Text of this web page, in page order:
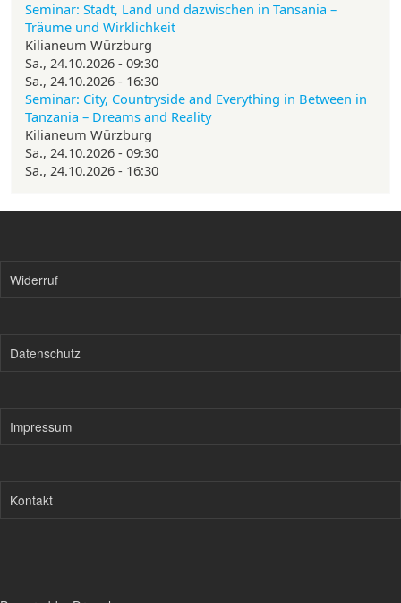
Seminar: Stadt, Land und dazwischen in Tansania –
Träume und Wirklichkeit
Kilianeum Würzburg
Sa., 24.10.2026 - 09:30
Sa., 24.10.2026 - 16:30
Seminar: City, Countryside and Everything in Between in
Tanzania – Dreams and Reality
Kilianeum Würzburg
Sa., 24.10.2026 - 09:30
Sa., 24.10.2026 - 16:30
Widerruf
Datenschutz
Impressum
Kontakt